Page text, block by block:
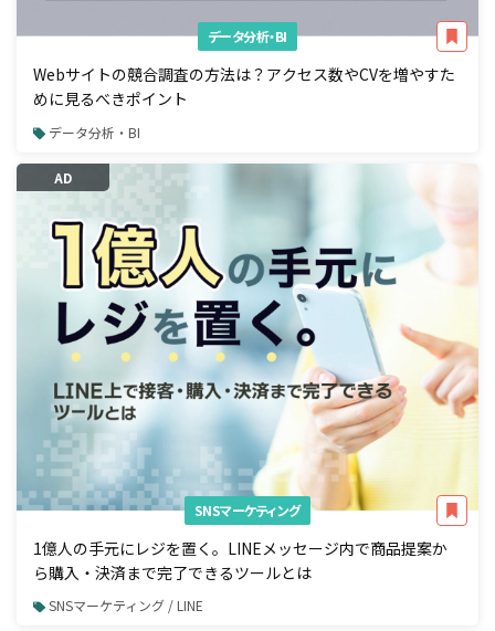
データ分析・BI
Webサイトの競合調査の方法は？アクセス数やCVを増やすた
めに見るべきポイント
データ分析・BI
AD
SNSマーケティング
1億人の手元にレジを置く。LINEメッセージ内で商品提案か
ら購入・決済まで完了できるツールとは
SNSマーケティング / LINE